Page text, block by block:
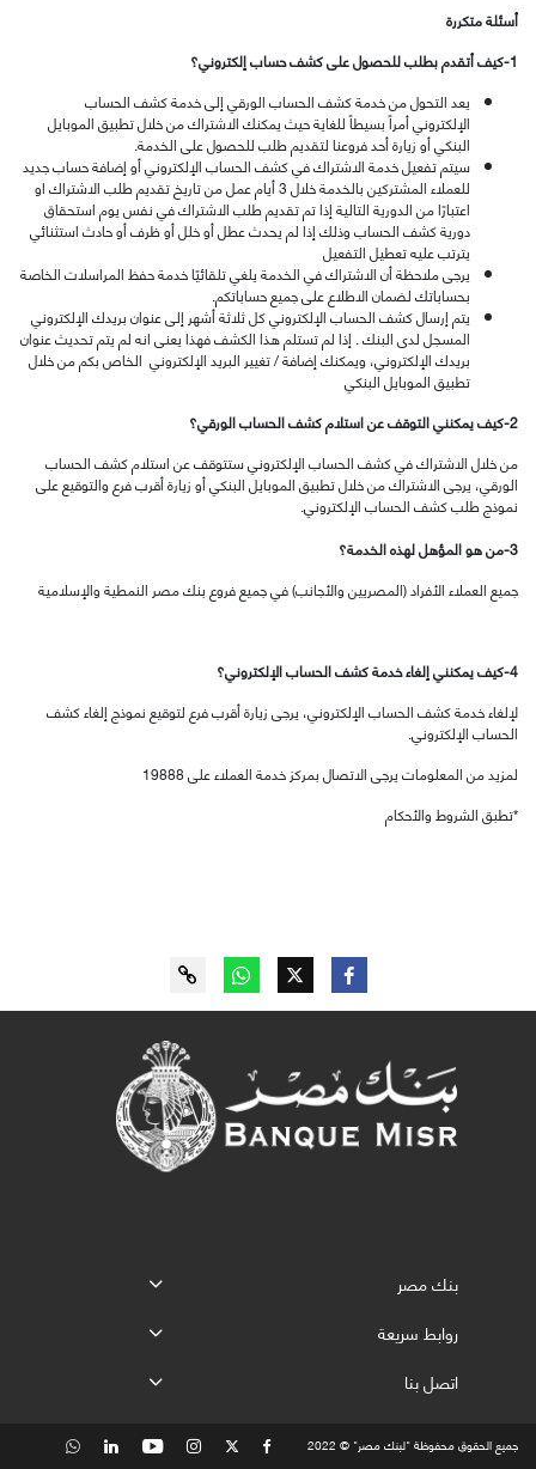
أسئلة متكررة
1- كيف أتقدم بطلب للحصول على كشف حساب إلكتروني؟
يعد التحول من خدمة كشف الحساب الورقي إلى خدمة كشف الحساب
الإلكتروني أمراً بسيطاً للغاية حيث يمكنك الاشتراك من خلال تطبيق الموبايل
البنكي أو زيارة أحد فروعنا لتقديم طلب للحصول على الخدمة.
سيتم تفعيل خدمة الاشتراك في كشف الحساب الإلكتروني أو إضافة حساب جديد
للعملاء المشتركين بالخدمة خلال 3 أيام عمل من تاريخ تقديم طلب الاشتراك او
اعتبارًا من الدورية التالية إذا تم تقديم طلب الاشتراك في نفس يوم استحقاق
دورية كشف الحساب وذلك إذا لم يحدث عطل أو خلل أو ظرف أو حادث استثنائي
يترتب عليه تعطيل التفعيل
يرجى ملاحظة أن الاشتراك في الخدمة يلغي تلقائيًا خدمة حفظ المراسلات الخاصة
بحساباتك لضمان الاطلاع على جميع حساباتكم.
يتم إرسال كشف الحساب الإلكتروني كل ثلاثة أشهر إلى عنوان بريدك الإلكتروني
المسجل لدى البنك . إذا لم تستلم هذا الكشف فهذا يعنى انه لم يتم تحديث عنوان
بريدك الإلكتروني، ويمكنك إضافة / تغيير البريد الإلكتروني الخاص بكم من خلال
تطبيق الموبايل البنكي
2-كيف يمكنني التوقف عن استلام كشف الحساب الورقي؟
من خلال الاشتراك في كشف الحساب الإلكتروني ستتوقف عن استلام كشف الحساب
الورقي، يرجى الاشتراك من خلال تطبيق الموبايل البنكي أو زيارة أقرب فرع والتوقيع على
نموذج طلب كشف الحساب الإلكتروني.
3-من هو المؤهل لهذه الخدمة؟
جميع العملاء الأفراد (المصريين والأجانب) في جميع فروع بنك مصر النمطية والإسلامية
4-كيف يمكنني إلغاء خدمة كشف الحساب الإلكتروني؟
لإلغاء خدمة كشف الحساب الإلكتروني، يرجى زيارة أقرب فرع لتوقيع نموذج إلغاء كشف
الحساب الإلكتروني.
لمزيد من المعلومات يرجى الاتصال بمركز خدمة العملاء على 19888
*تطبق الشروط والأحكام
بنك مصر
روابط سريعة
اتصل بنا
جميع الحقوق محفوظة "لبنك مصر" © 2022